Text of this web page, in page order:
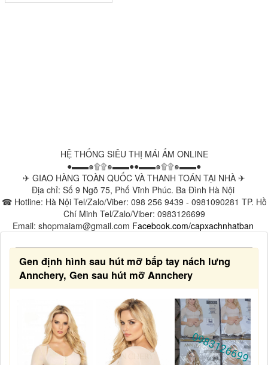
HỆ THỐNG SIÊU THỊ MÁI ẤM ONLINE
●▬▬๑۩۩๑▬▬●●▬▬๑۩۩๑▬▬●
✈ GIAO HÀNG TOÀN QUỐC VÀ THANH TOÁN TẠI NHÀ ✈
Địa chỉ: Số 9 Ngõ 75, Phố Vĩnh Phúc. Ba Đình Hà Nội
☎ Hotline: Hà Nội Tel/Zalo/Viber: 098 256 9439 - 0981090281 TP. Hồ
Chí Minh Tel/Zalo/Viber: 0983126699
Email: shopmaiam@gmail.com Facebook.com/capxachnhatban
Gen định hình sau hút mỡ bắp tay nách lưng
Annchery, Gen sau hút mỡ Annchery